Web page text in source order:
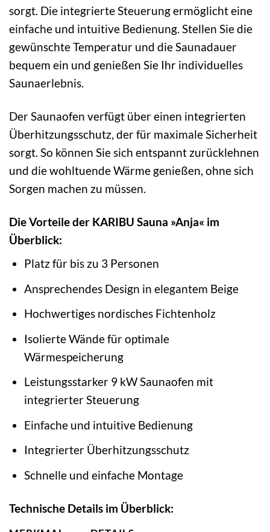
sorgt. Die integrierte Steuerung ermöglicht eine
einfache und intuitive Bedienung. Stellen Sie die
gewünschte Temperatur und die Saunadauer
bequem ein und genießen Sie Ihr individuelles
Saunaerlebnis.
Der Saunaofen verfügt über einen integrierten
Überhitzungsschutz, der für maximale Sicherheit
sorgt. So können Sie sich entspannt zurücklehnen
und die wohltuende Wärme genießen, ohne sich
Sorgen machen zu müssen.
Die Vorteile der KARIBU Sauna »Anja« im
Überblick:
Platz für bis zu 3 Personen
Ansprechendes Design in elegantem Beige
Hochwertiges nordisches Fichtenholz
Isolierte Wände für optimale
Wärmespeicherung
Leistungsstarker 9 kW Saunaofen mit
integrierter Steuerung
Einfache und intuitive Bedienung
Integrierter Überhitzungsschutz
Schnelle und einfache Montage
Technische Details im Überblick: